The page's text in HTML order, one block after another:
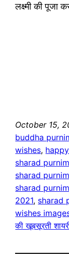
लक्ष्मी की पूजा
October 15,
buddha
wishes,
sharad
sharad
sharad
2021, sharad
wishes
की खूबसूरती